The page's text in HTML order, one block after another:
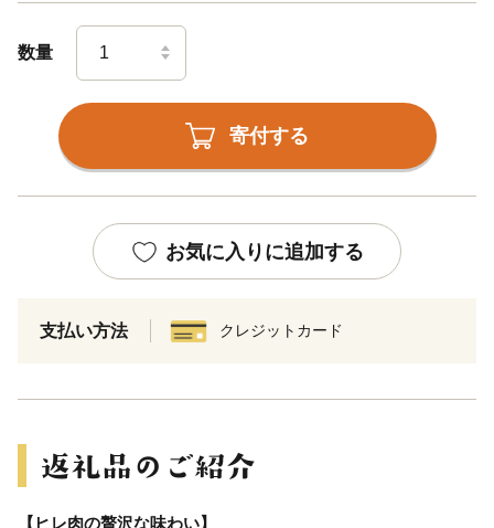
数量
寄付する
お気に入りに追加する
支払い方法 クレジットカード
【ヒレ肉の贅沢な味わい】